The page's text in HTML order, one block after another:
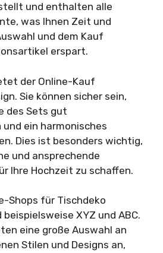
und enthalten alle
was Ihnen Zeit und
und dem Kauf
erspart.
der Online-Kauf
Sie können sicher sein,
des Sets gut
ein harmonisches
Dies ist besonders wichtig,
und ansprechende
Ihre Hochzeit zu schaffen.
Shops für Tischdeko
XYZ und ABC.
eine große Auswahl an
Stilen und Designs an,